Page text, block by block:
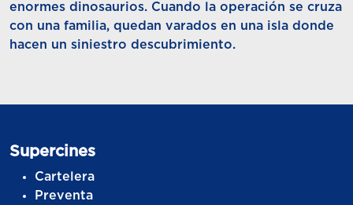
enormes dinosaurios. Cuando la operación se cruza
con una familia, quedan varados en una isla donde
hacen un siniestro descubrimiento.
Supercines
Cartelera
Preventa